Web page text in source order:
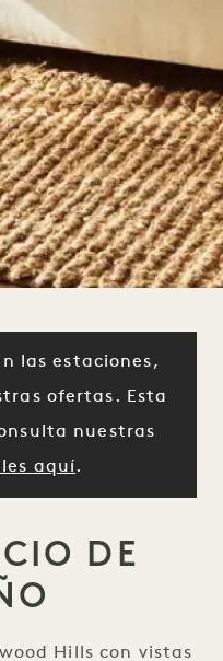
las estaciones,
ofertas. Esta
nuestras
aquí .
DE
Hills con vistas